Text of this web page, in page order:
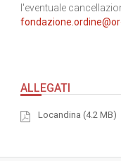
l'eventuale
ALLEGATI
Locandina (4.2 MB)